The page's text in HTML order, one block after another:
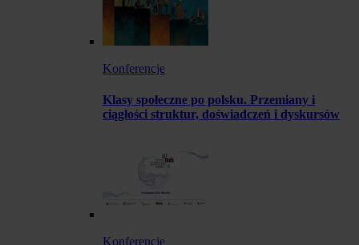
Konferencje
Klasy społeczne po polsku. Przemiany i
ciągłości struktur, doświadczeń i dyskursów
Konferencje